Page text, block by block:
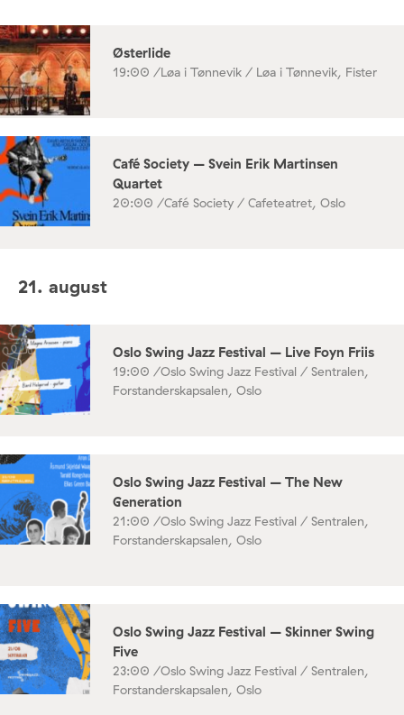
Østerlide
19:00 /Løa i Tønnevik / Løa i Tønnevik, Fister
Café Society – Svein Erik Martinsen
Quartet
20:00 /Café Society / Cafeteatret, Oslo
21. august
Oslo Swing Jazz Festival – Live Foyn Friis
19:00 /Oslo Swing Jazz Festival / Sentralen,
Forstanderskapsalen, Oslo
Oslo Swing Jazz Festival – The New
Generation
21:00 /Oslo Swing Jazz Festival / Sentralen,
Forstanderskapsalen, Oslo
Oslo Swing Jazz Festival – Skinner Swing
Five
23:00 /Oslo Swing Jazz Festival / Sentralen,
Forstanderskapsalen, Oslo